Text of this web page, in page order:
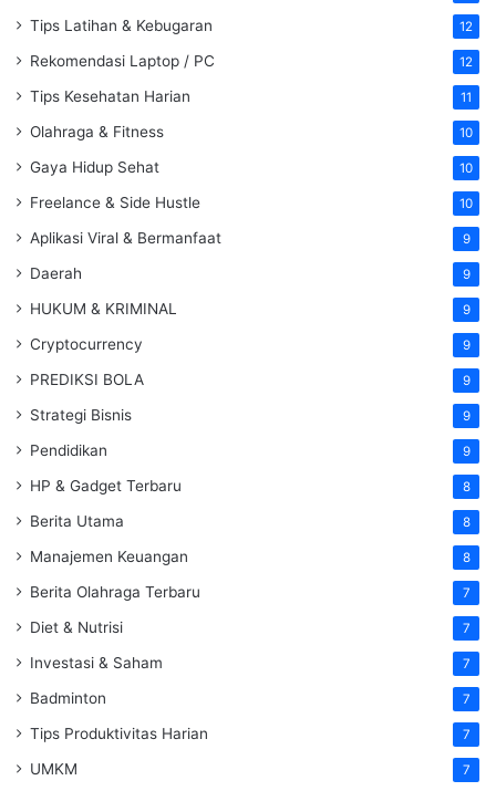
Tips Latihan & Kebugaran 12
Rekomendasi Laptop / PC 12
Tips Kesehatan Harian 11
Olahraga & Fitness 10
Gaya Hidup Sehat 10
Freelance & Side Hustle 10
Aplikasi Viral & Bermanfaat 9
Daerah 9
HUKUM & KRIMINAL 9
Cryptocurrency 9
PREDIKSI BOLA 9
Strategi Bisnis 9
Pendidikan 9
HP & Gadget Terbaru 8
Berita Utama 8
Manajemen Keuangan 8
Berita Olahraga Terbaru 7
Diet & Nutrisi 7
Investasi & Saham 7
Badminton 7
Tips Produktivitas Harian 7
UMKM 7